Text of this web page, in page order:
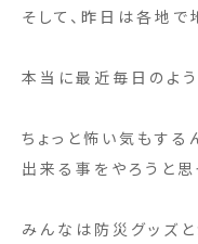
そして、昨日は各地
本当に最近毎日のよ
ちょっと怖い気もする
出来る事をやろうと思
みんなは防災グッズ